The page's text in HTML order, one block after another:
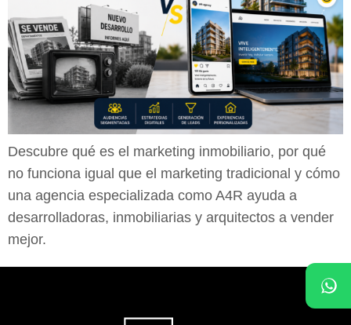
Descubre qué es el marketing inmobiliario, por qué
no funciona igual que el marketing tradicional y cómo
una agencia especializada como A4R ayuda a
desarrolladoras, inmobiliarias y arquitectos a vender
mejor.